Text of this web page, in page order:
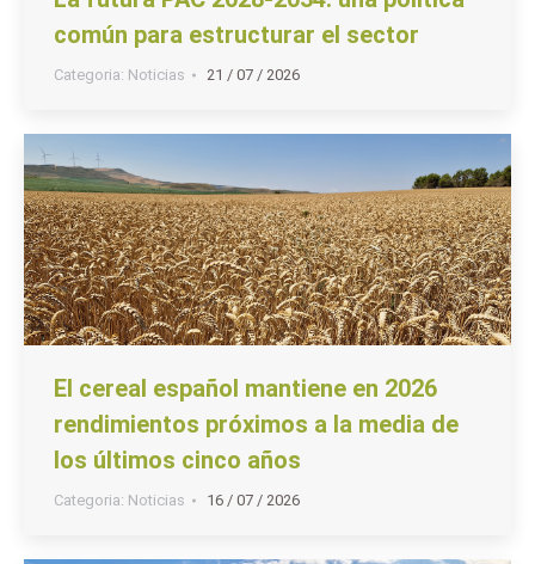
común para estructurar el sector
Categoria: Noticias 21 / 07 / 2026
El cereal español mantiene en 2026
rendimientos próximos a la media de
los últimos cinco años
Categoria: Noticias 16 / 07 / 2026